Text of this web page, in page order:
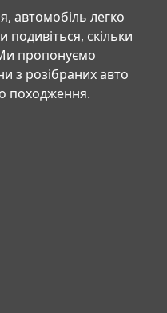
автомобіль легко
скільки
пропонуємо
з розібраних авто
походження.